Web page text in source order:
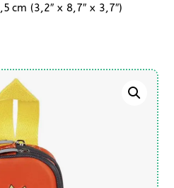
cm (3,2″ x 8,7″ x 3,7″)